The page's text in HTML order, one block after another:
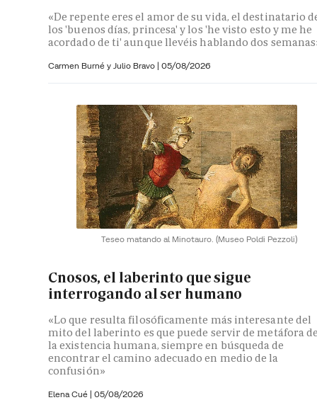
«De repente eres el amor de su vida, el destinatario
los 'buenos días, princesa' y los 'he visto esto y me he
acordado de ti' aunque llevéis hablando dos
Carmen Burné y Julio Bravo | 05/08/2026
Teseo matando al Minotauro. (Museo Poldi Pezzoli)
Cnosos, el laberinto que sigue
interrogando al ser humano
«Lo que resulta filosóficamente más interesante del
mito del laberinto es que puede servir de metáfora
la existencia humana, siempre en búsqueda de
encontrar el camino adecuado en medio de la
confusión»
Elena Cué | 05/08/2026